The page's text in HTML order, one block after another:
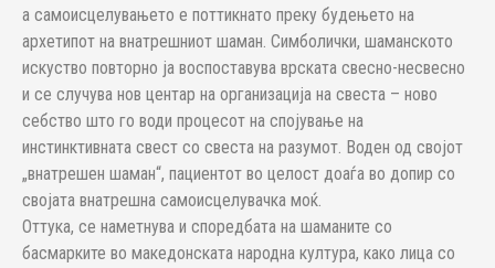
а самоисцелувањето е поттикнато преку будењето на
архетипот на внатрешниот шаман. Симболички, шаманското
искуство повторно ја воспоставува врската свесно-несвесно
и се случува нов центар на организација на свеста – ново
себство што го води процесот на спојување на
инстинктивната свест со свеста на разумот. Воден од својот
„внатрешен шаман“, пациентот во целост доаѓа во допир со
својата внатрешна самоисцелувачка моќ.
Оттука, се наметнува и споредбата на шаманите со
басмарките во македонската народна култура, како лица со